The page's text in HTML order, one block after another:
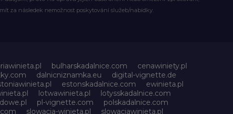
za následek nemožnost poskytování služeb/nabídky.
bulharskadalnice.com
cenawiniety.pl
dalnicniznamka.eu
digital-vignette.de
estonskadalnice.com
ewinieta.pl
lotwawinieta.pl
lotysskadalnice.com
pl-vignette.com
polskadalnice.com
slowacja-winieta.pl slowacjawinieta.pl